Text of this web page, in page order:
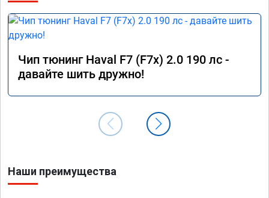
Чип тюнинг Haval F7 (F7x) 2.0 190 лс -
давайте шить дружно!
Наши преимущества